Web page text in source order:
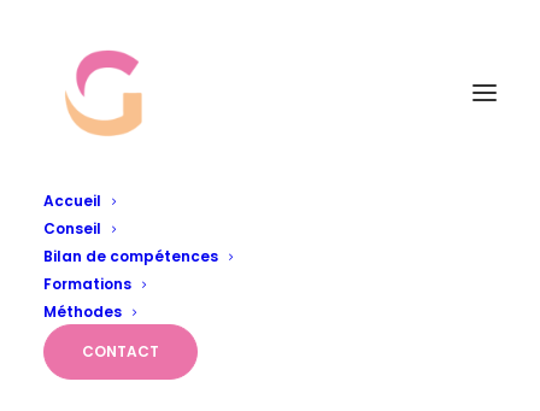
Accueil
Conseil
Bilan de compétences
Formations
Méthodes
CONTACT
Accueil